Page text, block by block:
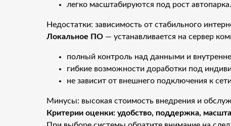
легко масштабируются под рост автопарка.
Недостатки: зависимость от стабильного
Локальное ПО — устанавливается на сервер
полный контроль над данными и
гибкие возможности доработки под
не зависит от внешнего подключения к
Минусы: высокая стоимость внедрения и
Критерии оценки: удобство, поддержка,